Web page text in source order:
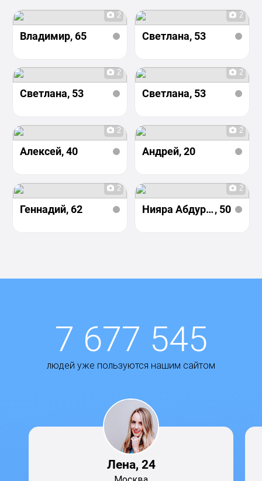
2
Владимир, 65
2
Светлана, 53
2
Светлана, 53
2
Светлана, 53
2
Алексей, 40
2
Андрей, 20
2
Геннадий, 62
2
Нияра Абдурохманова, 50
7 677 545
людей уже пользуются нашим сайтом
Лена, 24